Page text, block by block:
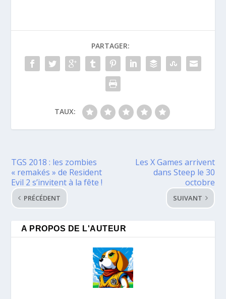
PARTAGER:
TAUX:
TGS 2018 : les zombies
« remakés » de Resident
Evil 2 s’invitent à la fête !
PRÉCÉDENT
Les X Games arrivent
dans Steep le 30
octobre
SUIVANT
A PROPOS DE L'AUTEUR